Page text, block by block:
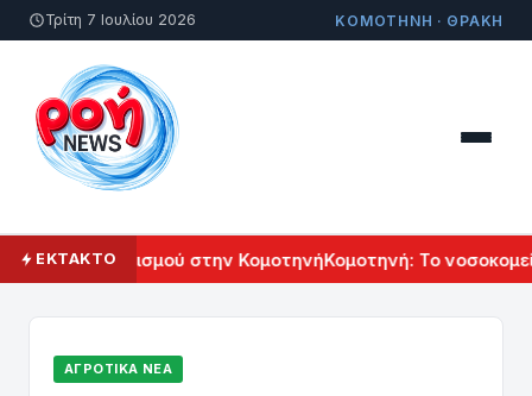
Τρίτη 7 Ιουλίου 2026 ΚΟΜΟΤΗΝΗ · ΘΡΑΚΗ
ΕΚΤΑΚΤΟ
Πολιτισμού στην ΚομοτηνήΚομοτηνή: Το νοσοκομείο
ΑΓΡΟΤΙΚΆ ΝΈΑ